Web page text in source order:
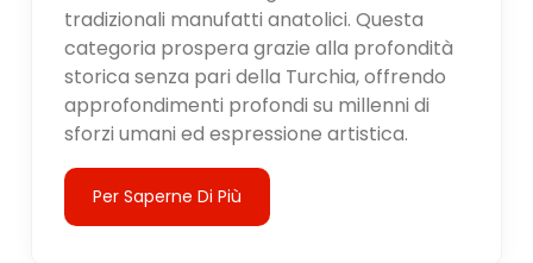
tradizionali manufatti anatolici. Questa
categoria prospera grazie alla profondità
storica senza pari della Turchia, offrendo
approfondimenti profondi su millenni di
sforzi umani ed espressione artistica.
Per Saperne Di Più